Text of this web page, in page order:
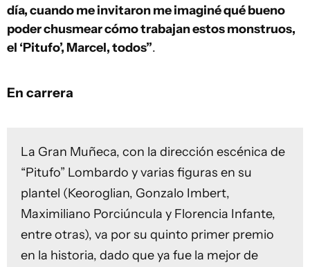
día, cuando me invitaron me imaginé qué bueno
poder chusmear cómo trabajan estos monstruos,
el ‘Pitufo’, Marcel, todos”.
En carrera
La Gran Muñeca, con la dirección escénica de
“Pitufo” Lombardo y varias figuras en su
plantel (Keoroglian, Gonzalo Imbert,
Maximiliano Porciúncula y Florencia Infante,
entre otras), va por su quinto primer premio
en la historia, dado que ya fue la mejor de